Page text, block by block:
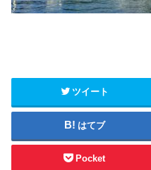
ツイート
はてブ
Pocket